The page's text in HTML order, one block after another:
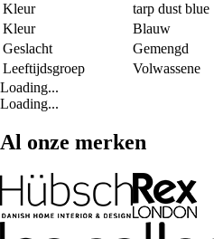
Kleur
tarp dust blue
Kleur
Blauw
Geslacht
Gemengd
Leeftijdsgroep
Volwassene
Loading...
Loading...
Al onze merken